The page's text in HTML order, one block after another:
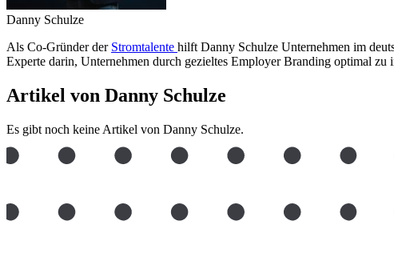
Danny Schulze
Als Co-Gründer der Stromtalente hilft Danny Schulze Unternehmen im
Experte darin, Unternehmen durch gezieltes Employer Branding optimal
Artikel von Danny Schulze
Es gibt noch keine Artikel von Danny Schulze.